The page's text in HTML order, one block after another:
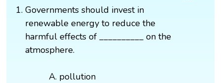
Governments should invest in
renewable energy to reduce the
harmful effects of __________ on the
atmosphere.
A. pollution